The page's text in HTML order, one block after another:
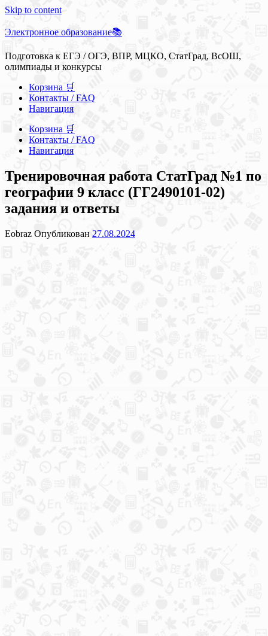
Skip to content
Электронное образование📚
Подготовка к ЕГЭ / ОГЭ, ВПР, МЦКО, СтатГрад, ВсОШ,
олимпиады и конкурсы
Корзина 🛒
Контакты / FAQ
Навигация
Корзина 🛒
Контакты / FAQ
Навигация
Тренировочная работа СтатГрад №1 по
географии 9 класс (ГГ2490101-02)
задания и ответы
Eobraz Опубликован 27.08.2024